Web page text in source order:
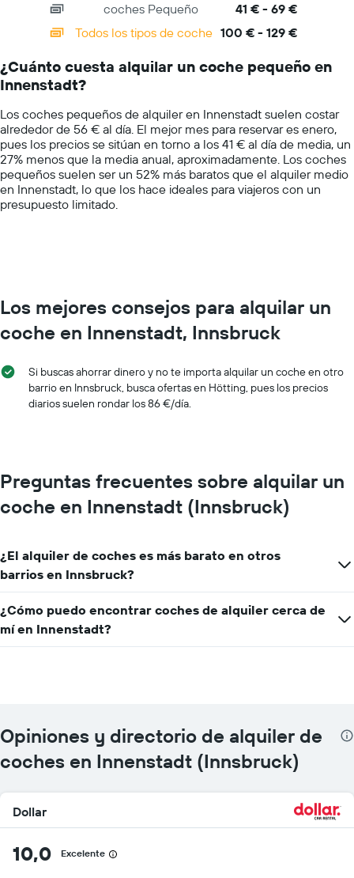
displaying
categories.
categories.
The
has
1
Y
axis
displaying
values.
Range:
coches Pequeño
41 € - 69 €
Todos los tipos de coche 100 € - 129 €
¿Cuánto cuesta alquilar un coche pequeño en
Innenstadt?
Los coches pequeños de alquiler en Innenstadt suelen costar
alrededor de 56 € al día. El mejor mes para reservar es enero,
pues los precios se sitúan en torno a los 41 € al día de media, un
27% menos que la media anual, aproximadamente. Los coches
pequeños suelen ser un 52% más baratos que el alquiler medio
en Innenstadt, lo que los hace ideales para viajeros con un
presupuesto limitado.
Los mejores consejos para alquilar un
coche en Innenstadt, Innsbruck
Si buscas ahorrar dinero y no te importa alquilar un coche en otro
barrio en Innsbruck, busca ofertas en Hötting, pues los precios
diarios suelen rondar los 86 €/día.
Preguntas frecuentes sobre alquilar un
coche en Innenstadt (Innsbruck)
¿El alquiler de coches es más barato en otros
barrios en Innsbruck?
¿Cómo puedo encontrar coches de alquiler cerca de
mí en Innenstadt?
Opiniones y directorio de alquiler de
coches en Innenstadt (Innsbruck)
Dollar
10,0 Excelente